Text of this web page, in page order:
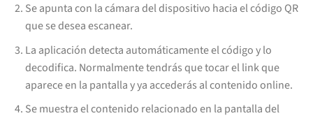
Se apunta con la cámara del dispositivo hacia el código QR
que se desea escanear.
La aplicación detecta automáticamente el código y lo
decodifica. Normalmente tendrás que tocar el link que
aparece en la pantalla y ya accederás al contenido online.
Se muestra el contenido relacionado en la pantalla del